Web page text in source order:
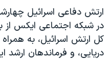
تریبونال مردمی آبان ۹۸
دادگاه حمید نوری
چهل سال گروگان‌گیری
در شبکه اجتماعی ایکس از
کل ارتش اسرائیل، به
دریایی، و فرماندهان ارشد